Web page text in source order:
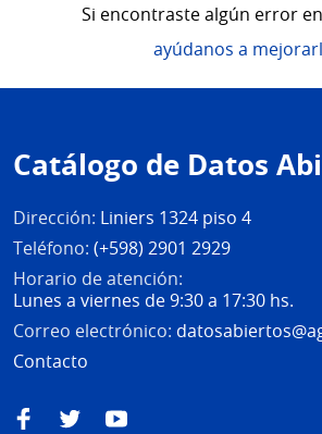
Si encontraste algún error
ayúdanos a
de
página
Catálogo de Datos
Dirección: Liniers 1324 piso 4
Teléfono: (+598) 2901 2929
Horario de atención:
Lunes a viernes de 9:30 a 17:30 hs.
Correo electrónico:
Contacto
FacebookTwitterYouTube